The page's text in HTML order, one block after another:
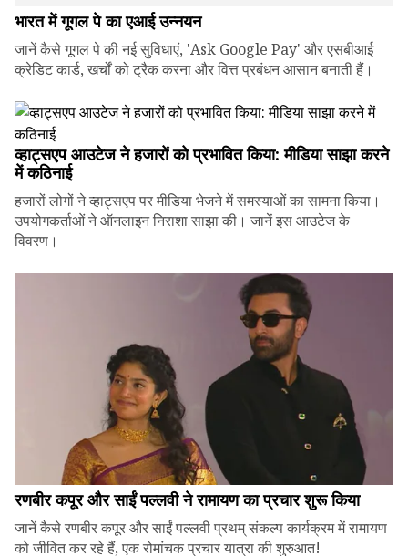
भारत में गूगल पे का एआई उन्नयन
जानें कैसे गूगल पे की नई सुविधाएं, 'Ask Google Pay' और एसबीआई
क्रेडिट कार्ड, खर्चों को ट्रैक करना और वित्त प्रबंधन आसान बनाती हैं।
व्हाट्सएप आउटेज ने हजारों को प्रभावित किया: मीडिया साझा करने
में कठिनाई
हजारों लोगों ने व्हाट्सएप पर मीडिया भेजने में समस्याओं का सामना किया।
उपयोगकर्ताओं ने ऑनलाइन निराशा साझा की। जानें इस आउटेज के
विवरण।
रणबीर कपूर और साईं पल्लवी ने रामायण का प्रचार शुरू किया
जानें कैसे रणबीर कपूर और साईं पल्लवी प्रथम् संकल्प कार्यक्रम में रामायण
को जीवित कर रहे हैं, एक रोमांचक प्रचार यात्रा की शुरुआत!